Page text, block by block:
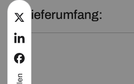
Lieferumfang:
facebook
linkedin
twitter